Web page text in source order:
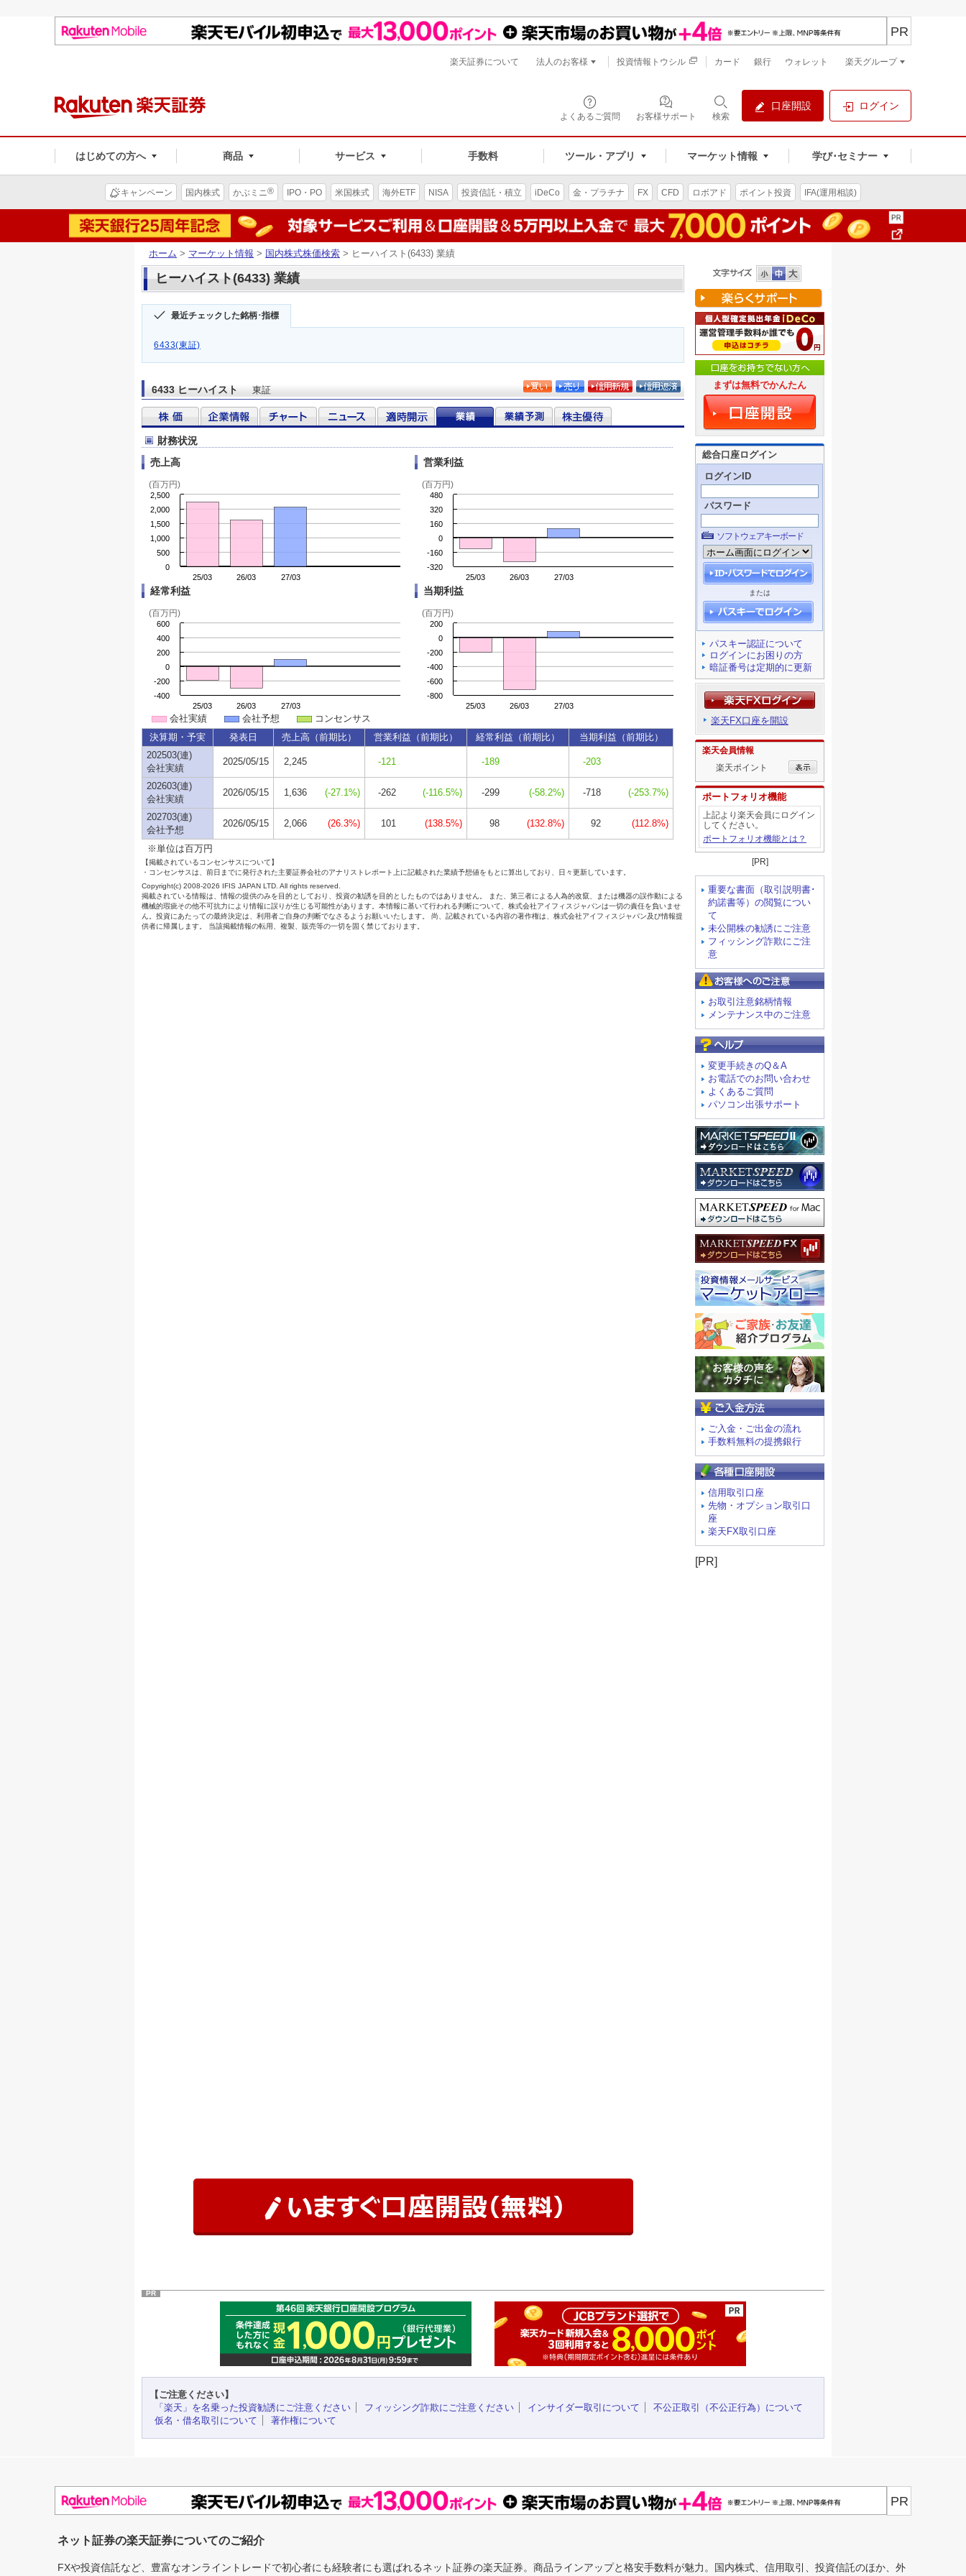
よくあるご質問 お客様サポート 検索
口座開設 ログイン
はじめての方へ 商品 サービス 手数料 ツール・アプリ マーケット情報 学び･セミナー
PR
楽天証券について 法人のお客様 投資情報トウシル カード 銀行 ウォレット 楽天グループ
キャンペーン 国内株式 かぶミニ® IPO・PO 米国株式 海外ETF NISA 投資信託・積立 iDeCo 金・プラチナ FX CFD ロボアド ポイント投資 IFA(運用相談)
ホーム > マーケット情報 > 国内株式株価検索 > ヒーハイスト(6433) 業績
ヒーハイスト(6433) 業績
最近チェックした銘柄･指標
6433(東証)
6433 ヒーハイスト 東証 まずは無料でかんたん
総合口座ログイン
ログインID
パスワード
ソフトウェアキーボード
または
パスキー認証について
ログインにお困りの方
暗証番号は定期的に更新
楽天FX口座を開設
楽天会員情報
楽天ポイント
ポートフォリオ機能
上記より楽天会員にログイン
してください。
ポートフォリオ機能とは？
[PR]
重要な書面（取引説明書･
約諾書等）の閲覧につい
て
未公開株の勧誘にご注意
フィッシング詐欺にご注
意
お取引注意銘柄情報
メンテナンス中のご注意
変更手続きのQ＆A
お電話でのお問い合わせ
よくあるご質問
パソコン出張サポート
ご入金・ご出金の流れ
手数料無料の提携銀行
信用取引口座
先物・オプション取引口
座
楽天FX取引口座
[PR]
PR
【ご注意ください】
「楽天」を名乗った投資勧誘にご注意ください
フィッシング詐欺にご注意ください インサイダー取引について
不公正取引（不公正行為）について
仮名・借名取引について
著作権について
PR
ネット証券の楽天証券についてのご紹介
FXや投資信託など、豊富なオンライントレードで初心者にも経験者にも選ばれるネット証券の楽天証券。商品ラインアップと格安手数料が魅力。国内株式、信用取引、投資信託のほか、外